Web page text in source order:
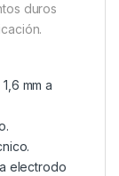
duros
mm a
electrodo